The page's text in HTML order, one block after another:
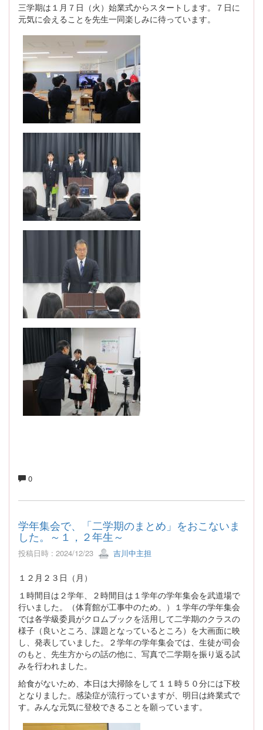
三学期は１月７日（火）始業式からスタートします。７日に
元気に会えることを先生一同楽しみに待っています。
0
学年集会で、「二学期のまとめ」をおこないま
した。～１，２年生～
投稿日時 : 2024/12/23 吉川中主担
１２月２３日（月）
１時間目は２学年、２時間目は１学年の学年集会を武道場で
行いました。（体育館が工事中のため。）１学年の学年集会
では各学級委員がクロムブックを活用して二学期のクラスの
様子（良いところ、課題となっているところ）を大画面に映
し、発表していました。２学年の学年集会では、生徒が司会
のもと、先生方からの話の他に、写真で二学期を振り返る試
みを行われました。
給食がないため、本日は大掃除をして１１時５０分には下校
となりました。感染症が流行っていますが、明日は終業式で
す。みんな元気に登校できることを願っています。